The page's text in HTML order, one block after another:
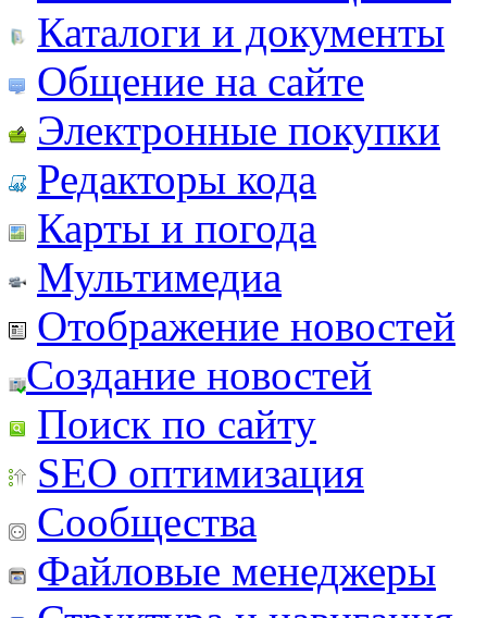
Каталоги и документы
Общение на сайте
Электронные покупки
Редакторы кода
Карты и погода
Мультимедиа
Отображение новостей
Создание новостей
Поиск по сайту
SEO оптимизация
Сообщества
Файловые менеджеры